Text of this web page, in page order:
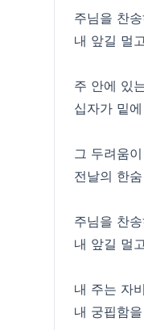
주님을 찬
내 앞길 멀
주 안에 있
십자가 밑
그 두려움
전날의 한
주님을 찬
내 앞길 멀
내 주는 자
내 궁핍함